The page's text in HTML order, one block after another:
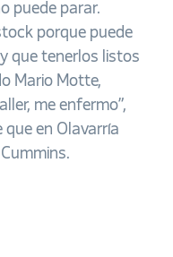
puede parar.
porque puede
que tenerlos listos
Mario Motte,
me enfermo”,
que en Olavarría